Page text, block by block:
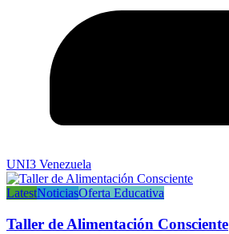
UNI3 Venezuela
LatestNoticiasOferta Educativa
Taller de Alimentación Consciente